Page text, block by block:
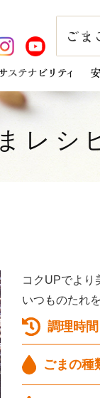
レシ
コクUPでより
いつものたれ
調理時間
ごまの種